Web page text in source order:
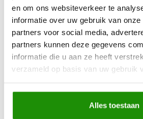
en om ons websiteverkeer te
informatie over uw gebruik van
partners voor social media,
partners kunnen deze gegevens
informatie die u aan ze heeft
verzameld op basis van uw gebruik
Alles toestaan